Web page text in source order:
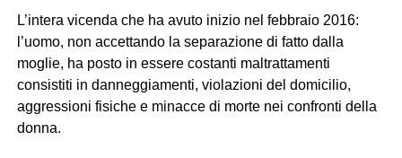
L’intera vicenda che ha avuto inizio nel febbraio 2016:
l’uomo, non accettando la separazione di fatto dalla
moglie, ha posto in essere costanti maltrattamenti
consistiti in danneggiamenti, violazioni del domicilio,
aggressioni fisiche e minacce di morte nei confronti della
donna.